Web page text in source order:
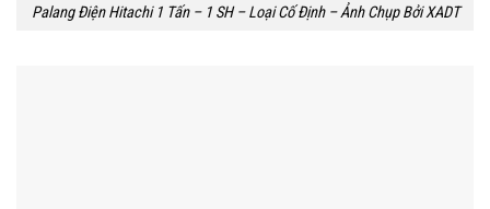
Palang Điện Hitachi 1 Tấn – 1 SH – Loại Cố Định – Ảnh Chụp Bởi XADT